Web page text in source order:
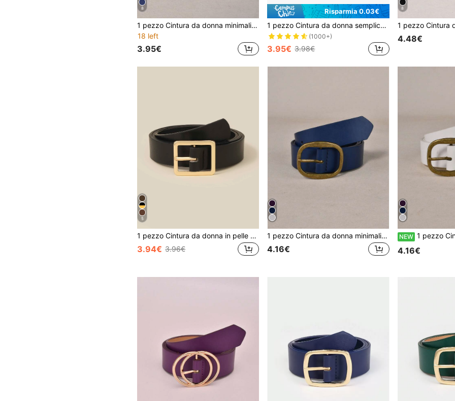
8
1 pezzo Cintura da donna minimalista e versatile alla moda
18 left
3.95€
Risparmia 0.03€
1 pezzo Cintura da donna semplice, alla moda e versatile, adatta per estate, scuola, autunno, Ognissanti
(1000+)
3.95€ 3.98€
8
4.48€
5
1 pezzo Cintura da donna in pelle PU alla moda e sottile
3.94€ 3.96€
1 pezzo Cintura da donna minimalista e versatile, colore unito, stile casual punk bohémien vintage da corte, per feste, carina, sexy, elegante, in pelle PU, adatta per tutte le stagioni
4.16€
NEW 1 pezzo Cintura da donna minimalista alla moda versatile colore
4.16€